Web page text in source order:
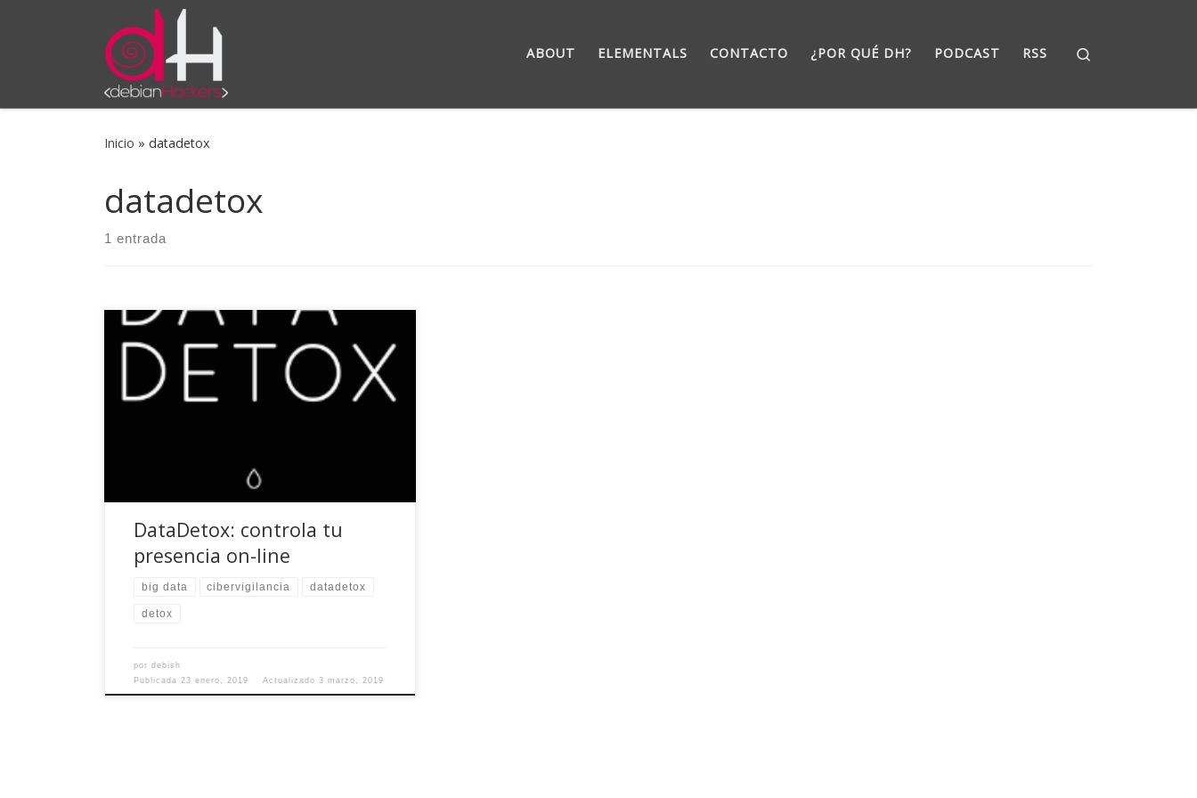
Saltar al contenido
ABOUT ELEMENTALS CONTACTO ¿POR QUÉ DH? PODCAST RSS
Inicio » datadetox
datadetox
1 entrada
De la mano del Tactical Technology Collective y
la Fundación Mozilla llega esta fantástica
iniciativa que busca concienciar sobre privacidad
on-line. Decenas de aplicaciones y sitios web
DataDetox: controla tu
presencia on-line
big data cibervigilancia datadetox
detox
pordebish
Publicada 23 enero, 2019 Actualizado3 marzo, 2019